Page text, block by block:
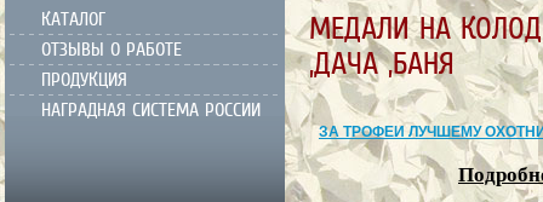
КАТАЛОГ
ОТЗЫВЫ О РАБОТЕ
ПРОДУКЦИЯ
НАГРАДНАЯ СИСТЕМА РОССИИ
МЕДАЛИ НА
,ДАЧА ,БАНЯ
ЗА ТРОФЕИ ЛУЧШЕМУ